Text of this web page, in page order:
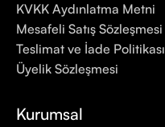
KVKK Aydınlatma Metni
Mesafeli Satış Sözleşmesi
Teslimat ve İade Politikası
Üyelik Sözleşmesi
Kurumsal